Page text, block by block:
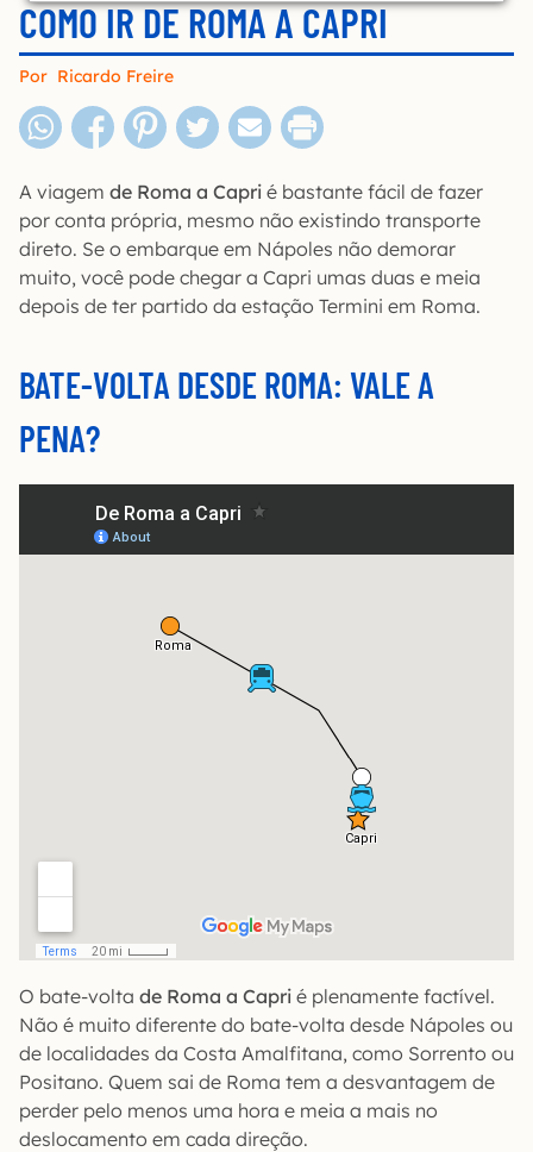
COMO IR DE ROMA A CAPRI
Por Ricardo Freire
A viagem de Roma a Capri é bastante fácil de fazer
por conta própria, mesmo não existindo transporte
direto. Se o embarque em Nápoles não demorar
muito, você pode chegar a Capri umas duas e meia
depois de ter partido da estação Termini em Roma.
BATE-VOLTA DESDE ROMA: VALE A
PENA?
O bate-volta de Roma a Capri é plenamente factível.
Não é muito diferente do bate-volta desde Nápoles ou
de localidades da Costa Amalfitana, como Sorrento ou
Positano. Quem sai de Roma tem a desvantagem de
perder pelo menos uma hora e meia a mais no
deslocamento em cada direção.